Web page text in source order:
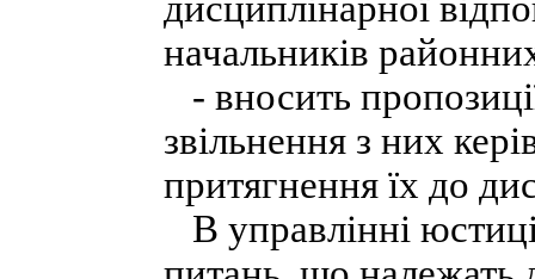
начальників
- вносить
звільнення з них
притягнення їх до
В управлінні